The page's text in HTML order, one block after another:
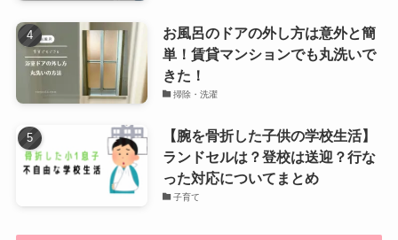
お風呂のドアの外し方は意外と簡
単！賃貸マンションでも丸洗いで
きた！
掃除・洗濯
【腕を骨折した子供の学校生活】
ランドセルは？登校は送迎？行な
った対応についてまとめ
子育て